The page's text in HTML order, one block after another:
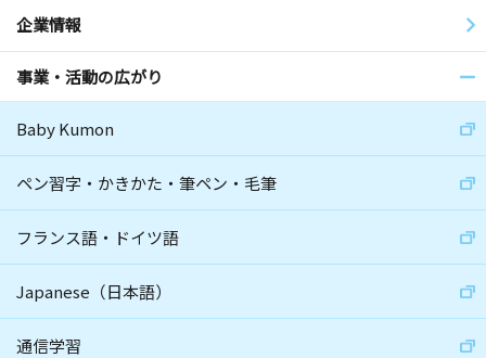
企業情報
事業・活動の広がり
Baby Kumon
ペン習字・かきかた・筆ペン・毛筆
フランス語・ドイツ語
Japanese（日本語）
通信学習